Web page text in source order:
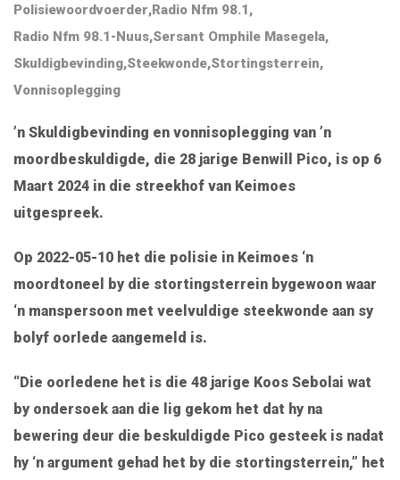
Polisiewoordvoerder,Radio Nfm 98.1,
Radio Nfm 98.1-Nuus,Sersant Omphile Masegela,
Skuldigbevinding,Steekwonde,Stortingsterrein,
Vonnisoplegging
’n Skuldigbevinding en vonnisoplegging van ’n
moordbeskuldigde, die 28 jarige Benwill Pico, is op 6
Maart 2024 in die streekhof van Keimoes
uitgespreek.
Op 2022-05-10 het die polisie in Keimoes ‘n
moordtoneel by die stortingsterrein bygewoon waar
‘n manspersoon met veelvuldige steekwonde aan sy
bolyf oorlede aangemeld is.
“Die oorledene het is die 48 jarige Koos Sebolai wat
by ondersoek aan die lig gekom het dat hy na
bewering deur die beskuldigde Pico gesteek is nadat
hy ‘n argument gehad het by die stortingsterrein,” het